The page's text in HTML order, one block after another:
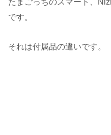
です。
それは付属品の違いです。